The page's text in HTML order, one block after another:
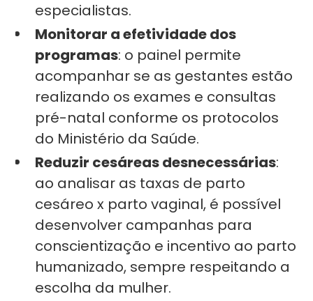
especialistas.
Monitorar a efetividade dos
programas: o painel permite
acompanhar se as gestantes estão
realizando os exames e consultas
pré-natal conforme os protocolos
do Ministério da Saúde.
Reduzir cesáreas desnecessárias:
ao analisar as taxas de parto
cesáreo x parto vaginal, é possível
desenvolver campanhas para
conscientização e incentivo ao parto
humanizado, sempre respeitando a
escolha da mulher.